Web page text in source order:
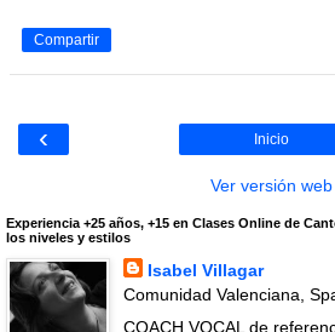
Compartir
‹ Inicio
Ver versión web
Experiencia +25 años, +15 en Clases Online de
los niveles y estilos
Isabel Villagar
Comunidad Valenciana,
COACH VOCAL de